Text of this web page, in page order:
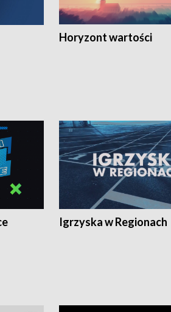
Horyzont wartości
Igrzyska w Regionach